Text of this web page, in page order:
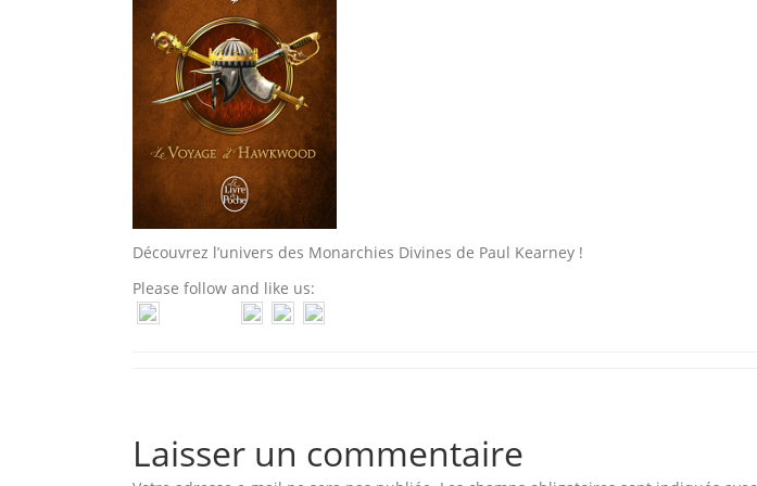
Découvrez l’univers des Monarchies Divines de Paul Kearney !
Please follow and like us:
Laisser un commentaire